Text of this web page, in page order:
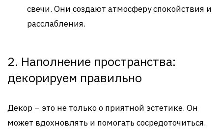
свечи. Они создают атмосферу спокойствия и
расслабления.
2. Наполнение пространства:
декорируем правильно
Декор – это не только о приятной эстетике. Он
может вдохновлять и помогать сосредоточиться.